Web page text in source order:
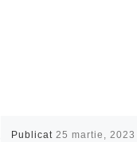
Publicat 25 martie, 2023